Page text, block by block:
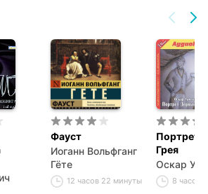
Фауст
Иоганн Вольфганг
Гёте
12 часов 22 минуты
Портрет
Грея
Оскар
8 часов